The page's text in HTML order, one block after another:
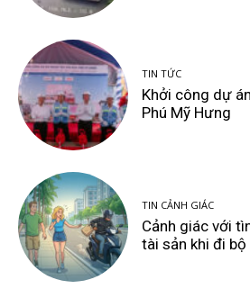
TIN TỨC
Khởi công dự
Phú Mỹ Hưng
TIN CẢNH GIÁC
Cảnh giác với
tài sản khi đi bộ